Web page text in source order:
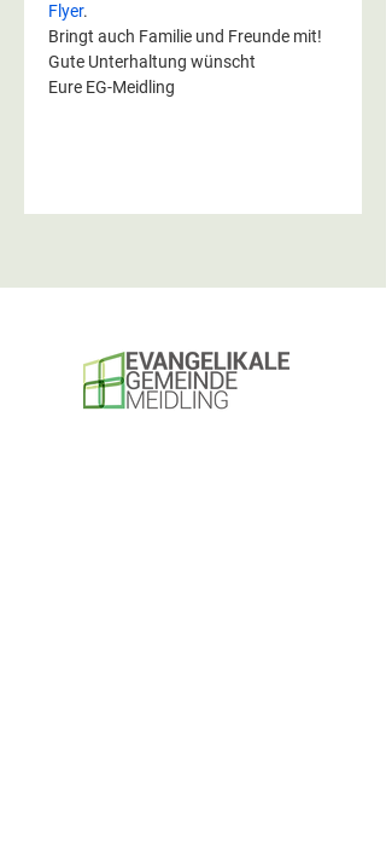
Flyer.
Bringt auch Familie und Freunde mit!
Gute Unterhaltung wünscht
Eure EG-Meidling